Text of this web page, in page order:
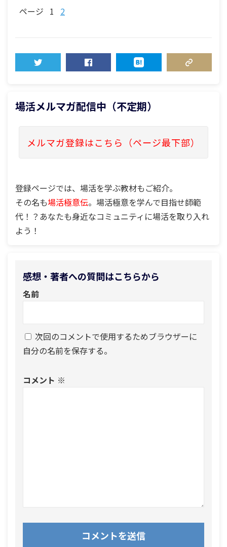
ページ 1 2
場活メルマガ配信中（不定期）
メルマガ登録はこちら（ページ最下部）
登録ページでは、場活を学ぶ教材もご紹介。
その名も場活極意伝。場活極意を学んで目指せ師範
代！？あなたも身近なコミュニティに場活を取り入れ
よう！
感想・著者への質問はこちらから
名前
次回のコメントで使用するためブラウザーに
自分の名前を保存する。
コメント ※